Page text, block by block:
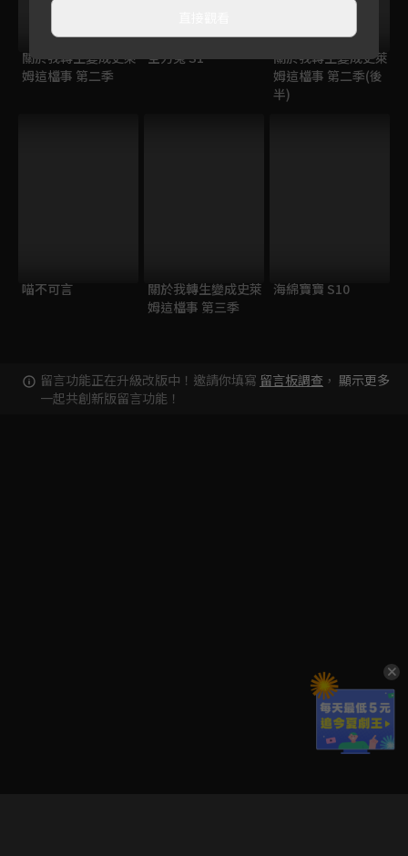
關於我轉生變成史萊
姆這檔事 第二季
全力兔 S1
關於我轉生變成史萊
姆這檔事 第二季(後
半)
喵不可言
關於我轉生變成史萊
姆這檔事 第三季
海綿寶寶 S10
留言功能正在升級改版中！邀請你填寫 留言板調查 ，
一起共創新版留言功能！
顯示更多